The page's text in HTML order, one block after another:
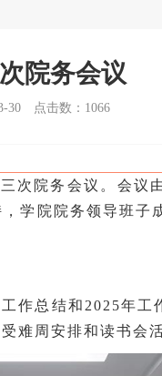
院务会议
30 点击数： 1066
次院务会议。会议
学院院务领导班子
作总结和2025年工
难周安排和读书会